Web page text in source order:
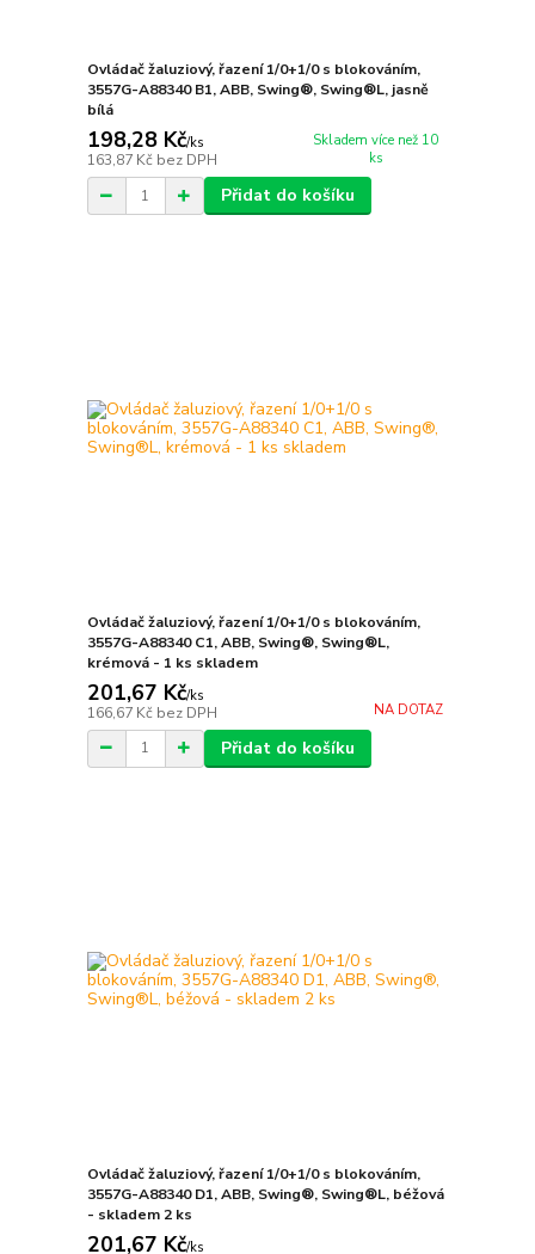
Ovládač žaluziový, řazení 1/0+1/0 s blokováním,
3557G-A88340 B1, ABB, Swing®, Swing®L, jasně
bílá
198,28 Kč/ks
163,87 Kč bez DPH
Skladem více než 10
ks
Přidat do košíku
Ovládač žaluziový, řazení 1/0+1/0 s blokováním,
3557G-A88340 C1, ABB, Swing®, Swing®L,
krémová - 1 ks skladem
201,67 Kč/ks
166,67 Kč bez DPH NA DOTAZ
Přidat do košíku
Ovládač žaluziový, řazení 1/0+1/0 s blokováním,
3557G-A88340 D1, ABB, Swing®, Swing®L, béžová
- skladem 2 ks
201,67 Kč/ks